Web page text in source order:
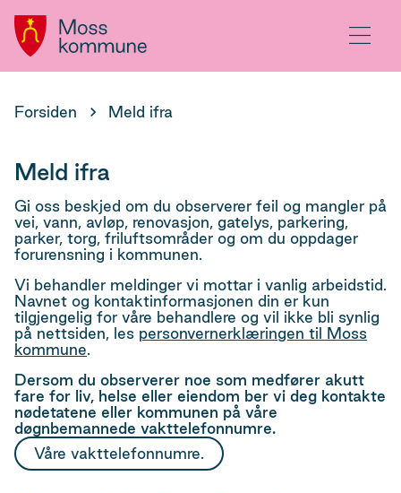
Hovedportal Meny
Du
Forsiden Meld ifra
Meld ifra
Gi oss beskjed om du observerer feil og mangler på
vei, vann, avløp, renovasjon, gatelys, parkering,
parker, torg, friluftsområder og om du oppdager
forurensning i kommunen.
Vi behandler meldinger vi mottar i vanlig arbeidstid.
Navnet og kontaktinformasjonen din er kun
tilgjengelig for våre behandlere og vil ikke bli synlig
på nettsiden, les personvernerklæringen til Moss
kommune.
Dersom du observerer noe som medfører akutt
fare for liv, helse eller eiendom ber vi deg kontakte
nødetatene eller kommunen på våre
døgnbemannede vakttelefonnumre.
Våre vakttelefonnumre.